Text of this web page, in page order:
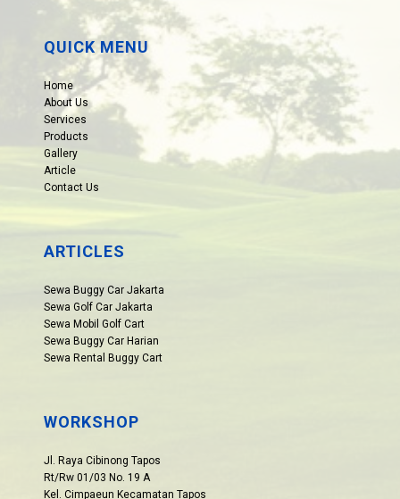
QUICK MENU
Home
About Us
Services
Products
Gallery
Article
Contact Us
ARTICLES
Sewa Buggy Car Jakarta
Sewa Golf Car Jakarta
Sewa Mobil Golf Cart
Sewa Buggy Car Harian
Sewa Rental Buggy Cart
WORKSHOP
Jl. Raya Cibinong Tapos
Rt/Rw 01/03 No. 19 A
Kel. Cimpaeun Kecamatan Tapos